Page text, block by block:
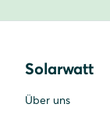
Solarwatt
Über uns